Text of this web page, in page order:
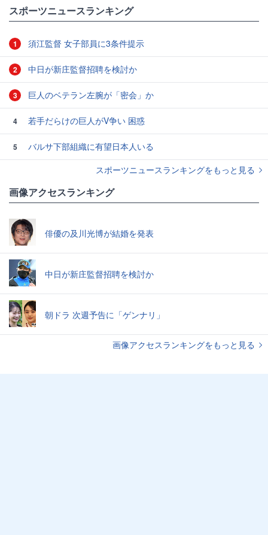
スポーツニュースランキング
1 須江監督 女子部員に3条件提示
2 中日が新庄監督招聘を検討か
3 巨人のベテラン左腕が「密会」か
4 若手だらけの巨人がV争い 困惑
5
バルサ下部組織に有望日本人いる
スポーツニュースランキングをもっと見る
画像アクセスランキング
俳優の及川光博が結婚を発表
中日が新庄監督招聘を検討か
朝ドラ 次週予告に「ゲンナリ」
画像アクセスランキングをもっと見る